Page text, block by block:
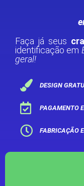
Faça já seus
identificação em
geral!
DESIGN
PAGAMENTO
FABRICAÇÃO